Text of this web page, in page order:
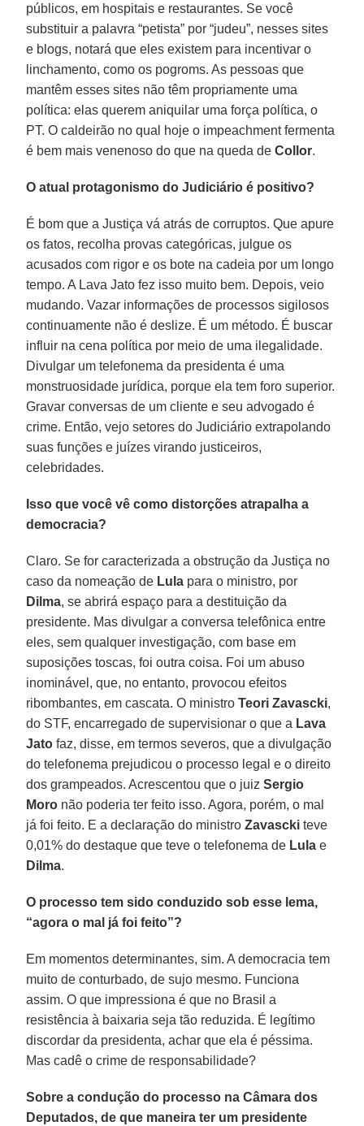
públicos, em hospitais e restaurantes. Se você
substituir a palavra “petista” por “judeu”, nesses sites
e blogs, notará que eles existem para incentivar o
linchamento, como os pogroms. As pessoas que
mantêm esses sites não têm propriamente uma
política: elas querem aniquilar uma força política, o
PT. O caldeirão no qual hoje o impeachment fermenta
é bem mais venenoso do que na queda deCollor.
O atual protagonismo do Judiciário é positivo?
É bom que a Justiça vá atrás de corruptos. Que apure
os fatos, recolha provas categóricas, julgue os
acusados com rigor e os bote na cadeia por um longo
tempo. A Lava Jato fez isso muito bem. Depois, veio
mudando. Vazar informações de processos sigilosos
continuamente não é deslize. É um método. É buscar
influir na cena política por meio de uma ilegalidade.
Divulgar um telefonema da presidenta é uma
monstruosidade jurídica, porque ela tem foro superior.
Gravar conversas de um cliente e seu advogado é
crime. Então, vejo setores do Judiciário extrapolando
suas funções e juízes virando justiceiros,
celebridades.
Isso que você vê como distorções atrapalha a
democracia?
Claro. Se for caracterizada a obstrução da Justiça no
caso da nomeação de Lula para o ministro, por
Dilma, se abrirá espaço para a destituição da
presidente. Mas divulgar a conversa telefônica entre
eles, sem qualquer investigação, com base em
suposições toscas, foi outra coisa. Foi um abuso
inominável, que, no entanto, provocou efeitos
ribombantes, em cascata. O ministroTeori Zavascki,
do STF, encarregado de supervisionar o que a Lava
Jato faz, disse, em termos severos, que a divulgação
do telefonema prejudicou o processo legal e o direito
dos grampeados. Acrescentou que o juizSergio
Moro não poderia ter feito isso. Agora, porém, o mal
já foi feito. E a declaração do ministroZavascki teve
0,01% do destaque que teve o telefonema de Lula e
Dilma.
O processo tem sido conduzido sob esse lema,
“agora o mal já foi feito”?
Em momentos determinantes, sim. A democracia tem
muito de conturbado, de sujo mesmo. Funciona
assim. O que impressiona é que no Brasil a
resistência à baixaria seja tão reduzida. É legítimo
discordar da presidenta, achar que ela é péssima.
Mas cadê o crime de responsabilidade?
Sobre a condução do processo na Câmara dos
Deputados, de que maneira ter um presidente